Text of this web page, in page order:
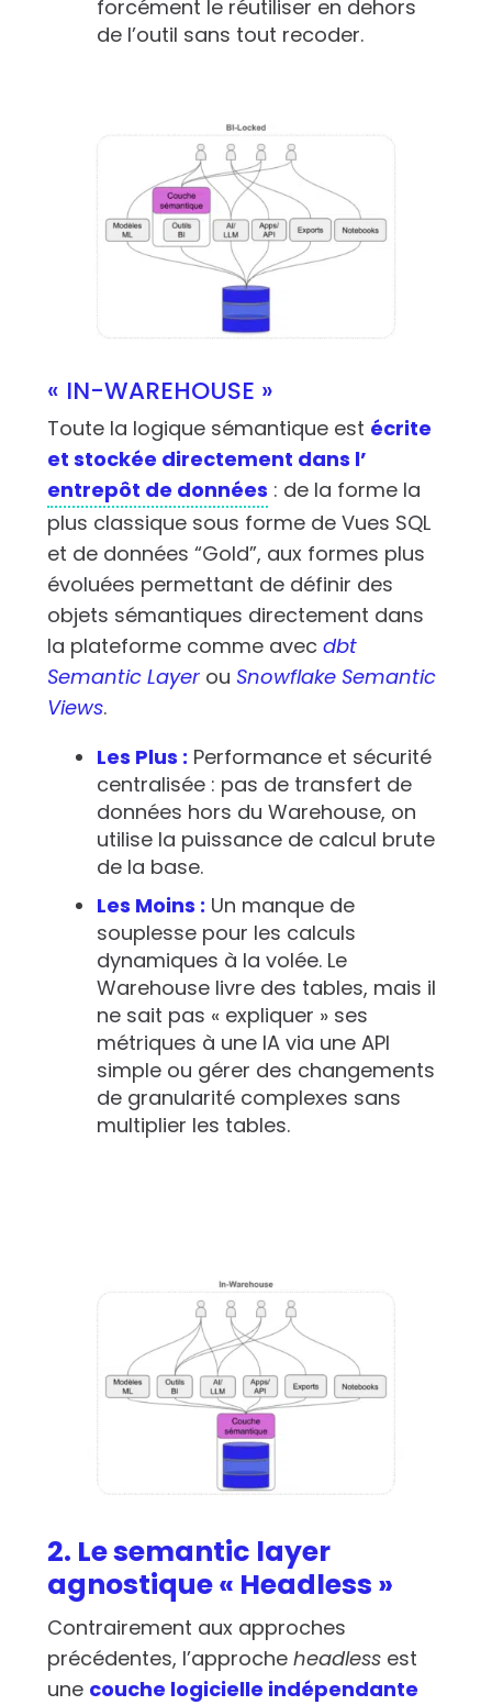
forcément le réutiliser en dehors
de l’outil sans tout recoder.
« IN-WAREHOUSE »
Toute la logique sémantique est écrite
et stockée directement dans l’
entrepôt de données : de la forme la
plus classique sous forme de Vues SQL
et de données “Gold”, aux formes plus
évoluées permettant de définir des
objets sémantiques directement dans
la plateforme comme avec dbt
Semantic Layerou Snowflake Semantic
Views.
Les Plus : Performance et sécurité
centralisée : pas de transfert de
données hors du Warehouse, on
utilise la puissance de calcul brute
de la base.
Les Moins : Un manque de
souplesse pour les calculs
dynamiques à la volée. Le
Warehouse livre des tables, mais il
ne sait pas « expliquer » ses
métriques à une IA via une API
simple ou gérer des changements
de granularité complexes sans
multiplier les tables.
2. Le semantic layer
agnostique « Headless »
Contrairement aux approches
précédentes, l’approche headlessest
une couche logicielle indépendante